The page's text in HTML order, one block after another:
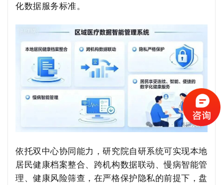
化数据服务标准。
依托双中心协同能力，研究院自研系统可实现本地
居民健康档案整合、跨机构数据联动、慢病智能管
理、健康风险筛查，在严格保护隐私的前提下，盘